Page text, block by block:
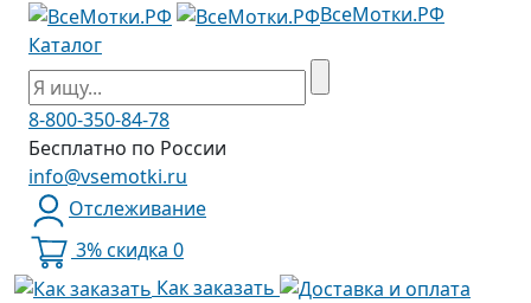
ВсеМотки.РФ
Каталог
8-800-350-84-78
Бесплатно по России
info@vsemotki.ru
Отслеживание
3% скидка 0
Как заказать